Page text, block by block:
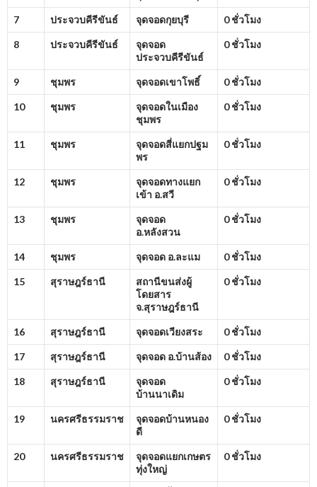
7 ประจวบคีรีขันธ์ จุดจอดกุยบุรี 0 ชั่วโมง
8 ประจวบคีรีขันธ์
จุดจอด
ประจวบคีรีขันธ์
0 ชั่วโมง
9 ชุมพร จุดจอดเขาโพธิ์ 0 ชั่วโมง
10 ชุมพร
จุดจอดในเมือง
ชุมพร
0 ชั่วโมง
11 ชุมพร
จุดจอดสี่แยกปฐม
พร
0 ชั่วโมง
12 ชุมพร
จุดจอดทางแยก
เข้า อ.สวี
0 ชั่วโมง
13 ชุมพร
จุดจอด
อ.หลังสวน
0 ชั่วโมง
14 ชุมพร จุดจอด อ.ละแม 0 ชั่วโมง
15 สุราษฎร์ธานี
สถานีขนส่งผู้
โดยสาร
จ.สุราษฎร์ธานี
0 ชั่วโมง
16 สุราษฎร์ธานี จุดจอดเวียงสระ 0 ชั่วโมง
17 สุราษฎร์ธานี จุดจอด อ.บ้านส้อง 0 ชั่วโมง
18 สุราษฎร์ธานี
จุดจอด
บ้านนาเดิม
0 ชั่วโมง
19 นครศรีธรรมราช
จุดจอดบ้านหนอง
ดี
0 ชั่วโมง
20 นครศรีธรรมราช
จุดจอดแยกเกษตร
ทุ่งใหญ่
0 ชั่วโมง